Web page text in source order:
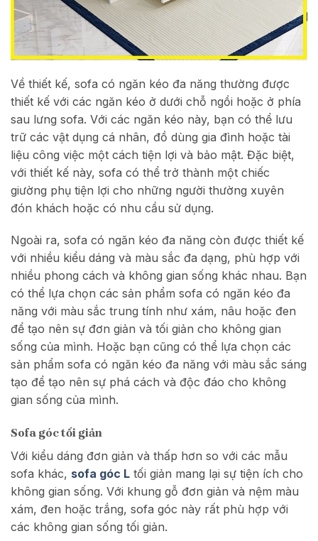
Về thiết kế, sofa có ngăn kéo đa năng thường được
thiết kế với các ngăn kéo ở dưới chỗ ngồi hoặc ở phía
sau lưng sofa. Với các ngăn kéo này, bạn có thể lưu
trữ các vật dụng cá nhân, đồ dùng gia đình hoặc tài
liệu công việc một cách tiện lợi và bảo mật. Đặc biệt,
với thiết kế này, sofa có thể trở thành một chiếc
giường phụ tiện lợi cho những người thường xuyên
đón khách hoặc có nhu cầu sử dụng.
Ngoài ra, sofa có ngăn kéo đa năng còn được thiết kế
với nhiều kiểu dáng và màu sắc đa dạng, phù hợp với
nhiều phong cách và không gian sống khác nhau. Bạn
có thể lựa chọn các sản phẩm sofa có ngăn kéo đa
năng với màu sắc trung tính như xám, nâu hoặc đen
để tạo nên sự đơn giản và tối giản cho không gian
sống của mình. Hoặc bạn cũng có thể lựa chọn các
sản phẩm sofa có ngăn kéo đa năng với màu sắc sáng
tạo để tạo nên sự phá cách và độc đáo cho không
gian sống của mình.
Sofa góc tối giản
Với kiểu dáng đơn giản và thấp hơn so với các mẫu
sofa khác, sofa góc L tối giản mang lại sự tiện ích cho
không gian sống. Với khung gỗ đơn giản và nệm màu
xám, đen hoặc trắng, sofa góc này rất phù hợp với
các không gian sống tối giản.